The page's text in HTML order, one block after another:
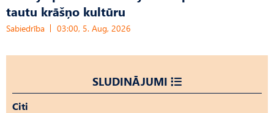
tautu krāšņo kultūru
Sabiedrība 03:00, 5. Aug, 2026
SLUDINĀJUMI
Citi